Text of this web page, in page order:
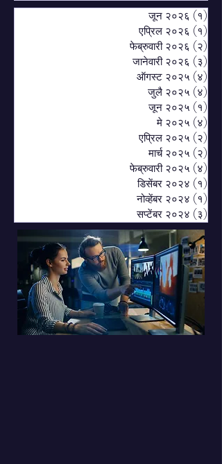
जून २०२६ (१)
एप्रिल २०२६ (१)
फेब्रुवारी २०२६ (२)
जानेवारी २०२६ (३)
ऑगस्ट २०२५ (४)
जुलै २०२५ (४)
जून २०२५ (१)
मे २०२५ (४)
एप्रिल २०२५ (२)
मार्च २०२५ (२)
फेब्रुवारी २०२५ (४)
डिसेंबर २०२४ (१)
नोव्हेंबर २०२४ (१)
सप्टेंबर २०२४ (३)